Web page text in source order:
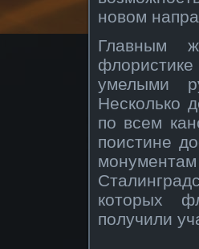
новом
Главным
умелыми
Несколько
по всем
поистине
которых
получили